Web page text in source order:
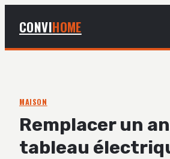
CONVIHOME
BRICOLAGE
DÉCO
JARDINAGE
MAISON
Remplacer un
tableau